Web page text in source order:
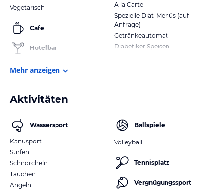
Vegetarisch
Cafe
Hotelbar
A la Carte
Spezielle Diät-Menüs (auf
Anfrage)
Getränkeautomat
Diabetiker Speisen
Mehr anzeigen
Aktivitäten
Wassersport
Kanusport
Surfen
Schnorcheln
Tauchen
Angeln
Ballspiele
Volleyball
Tennisplatz
Vergnügungssport